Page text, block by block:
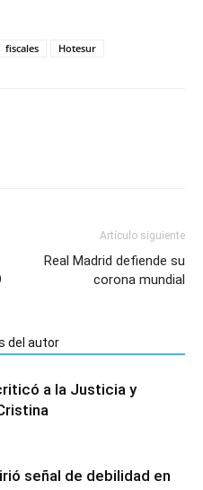
fiscales Hotesur
Artículo siguiente
Real Madrid defiende su
corona mundial
del autor
a la Justicia y
señal de debilidad en